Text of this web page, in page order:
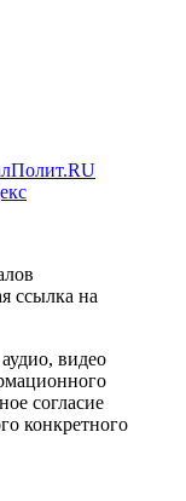
ссылка на
видео
согласие
конкретного